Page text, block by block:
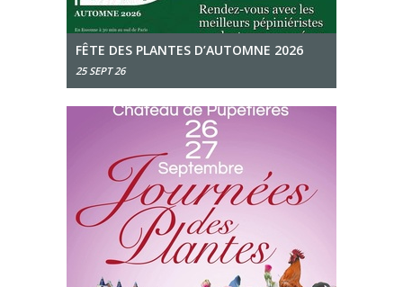
FÊTE DES PLANTES D’AUTOMNE 2026
25 SEPT 26